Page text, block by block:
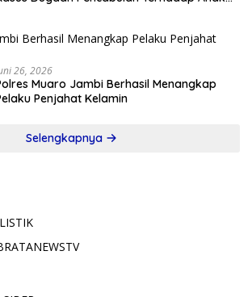
26, 2026
Muaro Jambi Berhasil Menangkap
Penjahat Kelamin
Selengkapnya